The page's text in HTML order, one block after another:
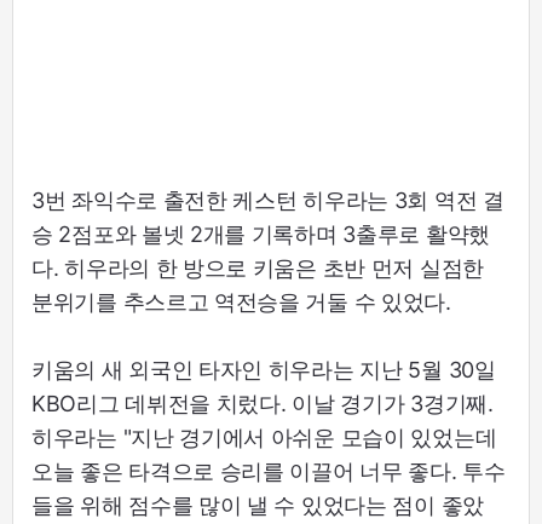
3번 좌익수로 출전한 케스턴 히우라는 3회 역전 결
승 2점포와 볼넷 2개를 기록하며 3출루로 활약했
다. 히우라의 한 방으로 키움은 초반 먼저 실점한
분위기를 추스르고 역전승을 거둘 수 있었다.
키움의 새 외국인 타자인 히우라는 지난 5월 30일
KBO리그 데뷔전을 치렀다. 이날 경기가 3경기째.
히우라는 "지난 경기에서 아쉬운 모습이 있었는데
오늘 좋은 타격으로 승리를 이끌어 너무 좋다. 투수
들을 위해 점수를 많이 낼 수 있었다는 점이 좋았